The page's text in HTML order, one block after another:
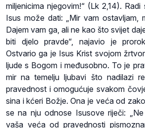
miljenicima njegovim!“ (Lk 2,14).
Isus može dati: „Mir vam ostavljam,
Dajem vam ga, ali ne kao što svijet
biti djelo pravde“, najavio je
Ostvario ga je Isus Krist svojom
ljude s Bogom i međusobno. To je
mir na temelju ljubavi što nadilazi
pravednost i omogućuje svakom
sina i kćeri Božje. Ona je veća od
se na nju odnose Isusove riječi:
vaša veća od pravednosti